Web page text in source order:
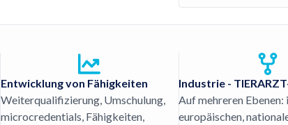
Entwicklung von Fähigkeiten
Weiterqualifizierung, Umschulung,
microcredentials, Fähigkeiten,
Industrie -
Auf mehreren
europäischen,